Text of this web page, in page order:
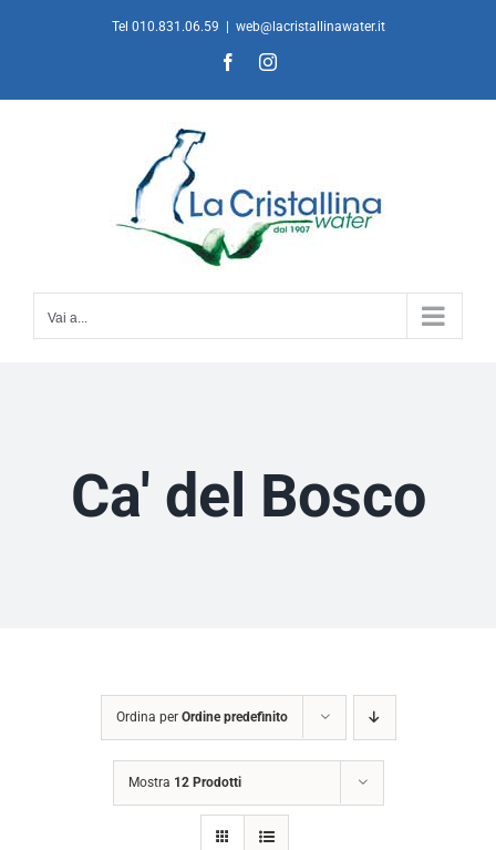
Tel 010.831.06.59 web@lacristallinawater.it
FacebookInstagram
Vai a...
Ca' del Bosco
Ordina per Ordine predefinito
Mostra 12 Prodotti